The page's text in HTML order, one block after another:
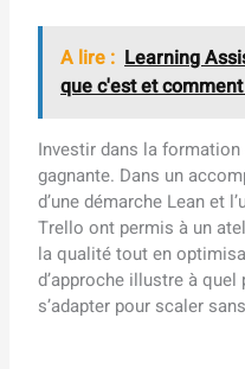
A lire : Learning
que c'est et
Investir dans la
gagnante. Dans un
d’une démarche Lean et
Trello ont permis à un
la qualité tout en
d’approche illustre à
s’adapter pour scaler